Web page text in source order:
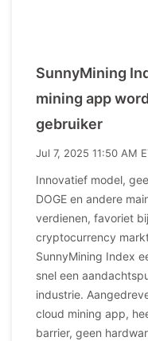
SunnyMining
mining app
gebruiker
Jul 7, 2025 11:50 AM
Innovatief model,
DOGE en andere
verdienen, favoriet
cryptocurrency
SunnyMining Index
snel een
industrie.
cloud mining app,
barrier, geen